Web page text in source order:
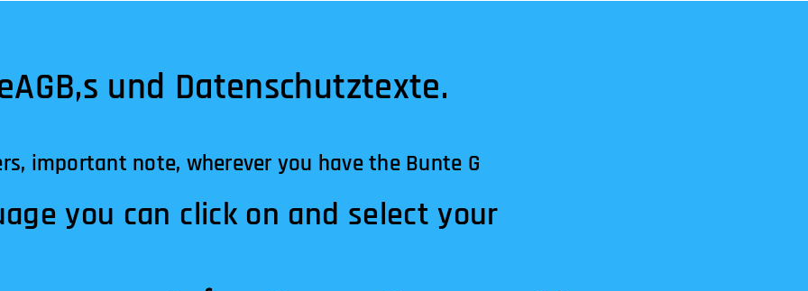
und Datenschutztexte.
important note, wherever you have the Bunte G
you can click on and select your